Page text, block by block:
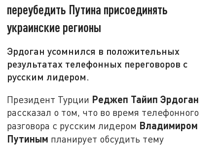
переубедить Путина присоединять
украинские регионы
Эрдоган усомнился в положительных
результатах телефонных переговоров с
русским лидером.
Президент Турции Реджеп Тайип Эрдоган
рассказал о том, что во время телефонного
разговора с русским лидером Владимиром
Путиным планирует обсудить тему